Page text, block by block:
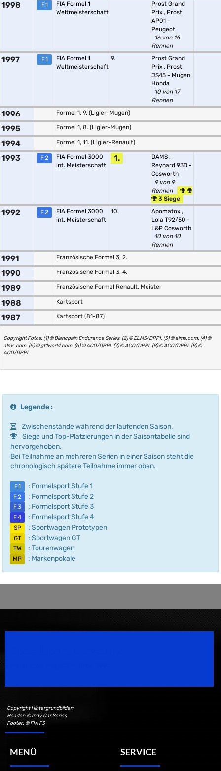
1998 F.1
FIA Formel 1
Weltmeisterschaft
Prost Grand
Prix , Prost
AP01 -
Peugeot
16 von 16
Rennen
1997 F.1
FIA Formel 1
Weltmeisterschaft
9.
Prost Grand
Prix , Prost
JS45 - Mugen
Honda
10 von 17
Rennen
1996 Formel 1, 9. (Ligier-Mugen)
1995 Formel 1, 8. (Ligier-Mugen)
1994 Formel 1, 11. (Ligier-Renault)
1993 F.2
FIA Formel 3000
int. Meisterschaft
1. DAMS ,
Reynard 93D -
Cosworth
9 von 9
Rennen
3 Siege
1992 F.2
FIA Formel 3000
int. Meisterschaft
10. Apomatox ,
Lola T92/50 -
L&P Cosworth
10 von 10
Rennen
1991 Französische Formel 3, 2.
1990 Französische Formel 3, 4.
1989 Französische Formel Renault, Meister
1988 Kartsport
1987 Kartsport (81-87)
Copyright Fotos: (1) © Blancpain Endurance Series, (2) © ELMS/DPPI, (3) © alms.com, (4) ©
alms.com, (5) © gt1world.com, (6) © ACO/DPPI, (7) © ACO/DPPI, (8) © ACO/DPPI, (9) ©
ACO/DPPI
Legende :
Zwischenstände während der laufenden Saison.
Siege und Top-Platzierungen in der Saisontabelle sind
hervorgehoben.
Bei Teilnahme an mehreren Serien in einer Saison steht die
chronologisch spätere Teilnahme immer oben.
F.1 : Formelsport Stufe 1
F.2 : Formelsport Stufe 2
F.3 : Formelsport Stufe 3
F.4 : Formelsport Stufe 4
SP : Sportwagen Prototypen
GT : Sportwagen GT
TW : Tourenwagen
MP : Markenpokale
Copyright Hintergrundbilder:
Header: © Indy Car Series
Footer: © FIA F3
MENÜ SERVICE